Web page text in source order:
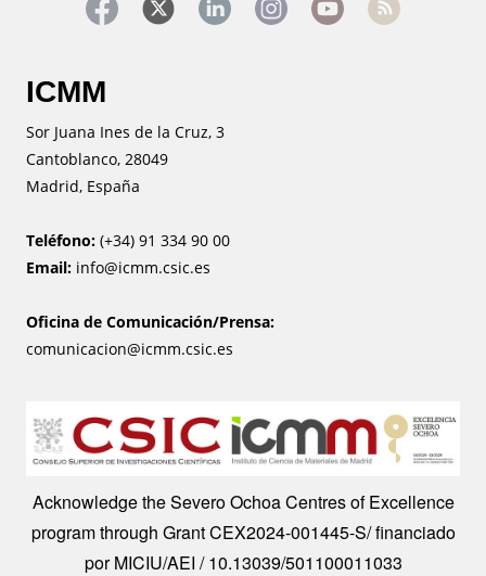
ICMM
Sor Juana Ines de la Cruz, 3
Cantoblanco, 28049
Madrid, España
Teléfono: (+34) 91 334 90 00
Email: info@icmm.csic.es
Oficina de Comunicación/Prensa:
comunicacion@icmm.csic.es
Image
Acknowledge the Severo Ochoa Centres of Excellence
program through Grant CEX2024-001445-S/ financiado
por MICIU/AEI / 10.13039/501100011033